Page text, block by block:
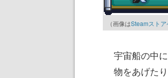
（画像はSteamストア
宇宙船の中
物をあげた